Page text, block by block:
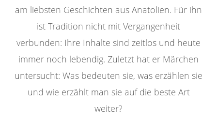
am liebsten Geschichten aus Anatolien. Für ihn
ist Tradition nicht mit Vergangenheit
verbunden: Ihre Inhalte sind zeitlos und heute
immer noch lebendig. Zuletzt hat er Märchen
untersucht: Was bedeuten sie, was erzählen sie
und wie erzählt man sie auf die beste Art
weiter?